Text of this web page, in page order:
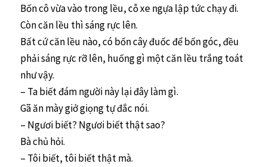
Bốn cô vừa vào trong lều, cỗ xe ngựa lập tức chạy đi.
Còn căn lều thì sáng rực lên.
Bất cứ căn lều nào, có bốn cây đuốc để bốn góc, đều
phải sáng rực rỡ lên, huống gì một căn lều trắng toát
như vậy.
– Ta biết đám người này lại đây làm gì.
Gã ăn mày giở giọng tự đắc nói.
– Ngươi biết? Ngươi biết thật sao?
Bà chủ hỏi.
– Tôi biết, tôi biết thật mà.